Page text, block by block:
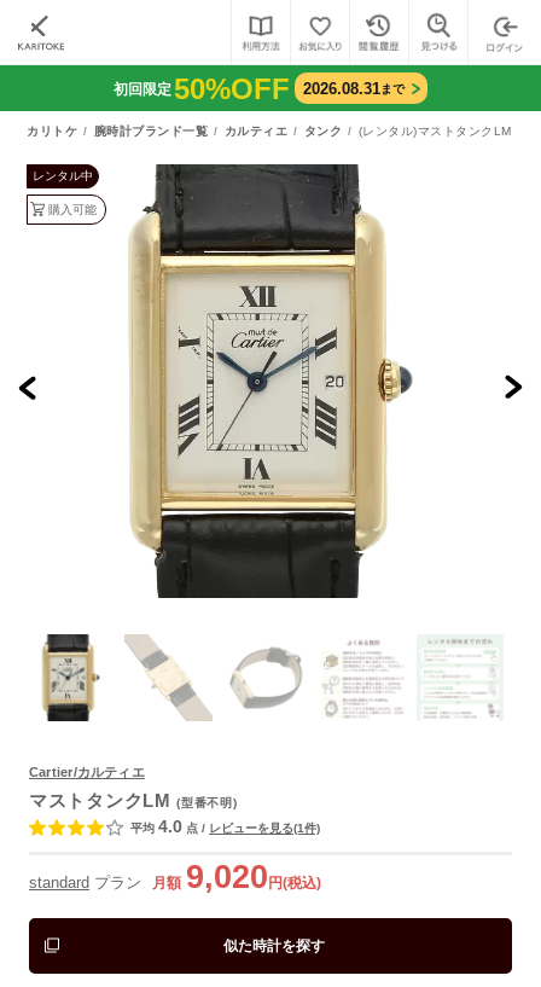
初回限定50%OFF 2026.08.31まで
カリトケ 腕時計ブランド一覧 カルティエ タンク (レンタル)マストタンクLM （
レンタル中
購入可能
Cartier/カルティエ
マストタンクLM(型番不明)
平均 4.0 点 / レビューを見る(1件)
standard プラン 月額 9,020 円(税込)
似た時計を探す
よくあるご質問